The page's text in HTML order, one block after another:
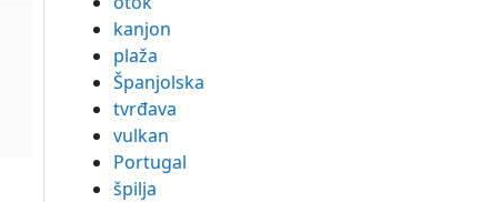
kanjon
plaža
Španjolska
tvrđava
vulkan
Portugal
špilja